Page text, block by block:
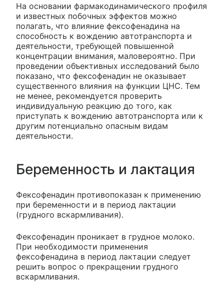
На основании фармакодинамического профиля
и известных побочных эффектов можно
полагать, что влияние фексофенадина на
способность к вождению автотранспорта и
деятельности, требующей повышенной
концентрации внимания, маловероятно. При
проведении объективных исследований было
показано, что фексофенадин не оказывает
существенного влияния на функции ЦНС. Тем
не менее, рекомендуется проверить
индивидуальную реакцию до того, как
приступать к вождению автотранспорта или к
другим потенциально опасным видам
деятельности.
Беременность и лактация
Фексофенадин противопоказан к применению
при беременности и в период лактации
(грудного вскармливания).
Фексофенадин проникает в грудное молоко.
При необходимости применения
фексофенадина в период лактации следует
решить вопрос о прекращении грудного
вскармливания.